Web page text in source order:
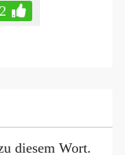
diesem Wort.